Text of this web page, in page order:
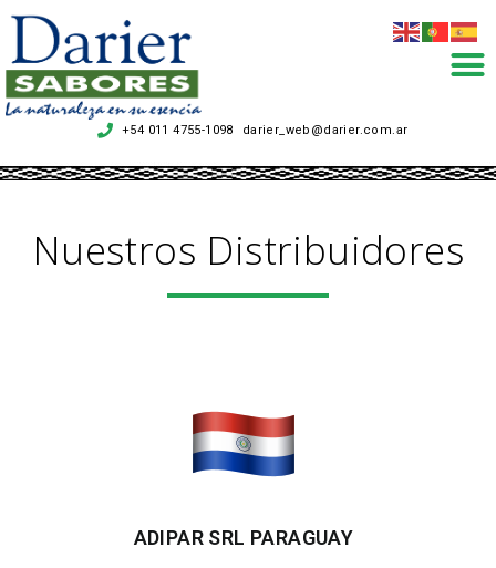
+54 011 4755-1098 darier_web@darier.com.ar
.
Nuestros Distribuidores
ADIPAR SRL PARAGUAY